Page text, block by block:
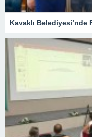
Kavaklı Belediyesi’nde